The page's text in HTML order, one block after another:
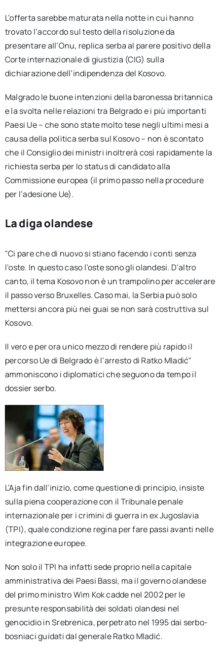
L’offerta sarebbe maturata nella notte in cui hanno
trovato l’accordo sul testo della risoluzione da
presentare all’Onu, replica serba al parere positivo della
Corte internazionale di giustizia (CIG) sulla
dichiarazione dell’indipendenza del Kosovo.
Malgrado le buone intenzioni della baronessa britannica
e la svolta nelle relazioni tra Belgrado e i più importanti
Paesi Ue – che sono state molto tese negli ultimi mesi a
causa della politica serba sul Kosovo – non è scontato
che il Consiglio dei ministri inoltrerà così rapidamente la
richiesta serba per lo status di candidato alla
Commissione europea (il primo passo nella procedure
per l’adesione Ue).
La diga olandese
"Ci pare che di nuovo si stiano facendo i conti senza
l’oste. In questo caso l’oste sono gli olandesi. D’altro
canto, il tema Kosovo non è un trampolino per accelerare
il passo verso Bruxelles. Caso mai, la Serbia può solo
mettersi ancora più nei guai se non sarà costruttiva sul
Kosovo.
Il vero e per ora unico mezzo di rendere più rapido il
percorso Ue di Belgrado è l’arresto di Ratko Mladić"
ammoniscono i diplomatici che seguono da tempo il
dossier serbo.
L’Aja fin dall’inizio, come questione di principio, insiste
sulla piena cooperazione con il Tribunale penale
internazionale per i crimini di guerra in ex Jugoslavia
(TPI), quale condizione regina per fare passi avanti nelle
integrazione europee.
Non solo il TPI ha infatti sede proprio nella capitale
amministrativa dei Paesi Bassi, ma il governo olandese
del primo ministro Wim Kok cadde nel 2002 per le
presunte responsabilità dei soldati olandesi nel
genocidio in Srebrenica, perpetrato nel 1995 dai serbo-
bosniaci guidati dal generale Ratko Mladić.